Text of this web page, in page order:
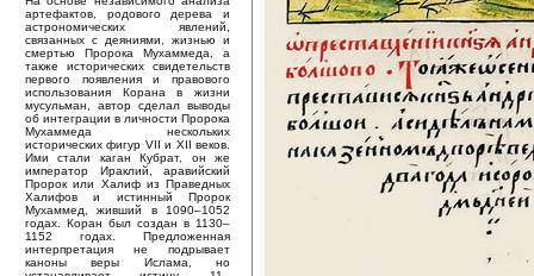
артефактов, родового дерева и
астрономических явлений,
связанных с деяниями, жизнью и
смертью Пророка Мухаммеда, а
также исторических свидетельств
первого появления и правового
использования Корана в жизни
мусульман, автор сделал выводы
об интеграции в личности Пророка
Мухаммеда нескольких
исторических фигур VII и XII веков.
Ими стали каган Кубрат, он же
император Ираклий, аравийский
Пророк или Халиф из Праведных
Халифов и истинный Пророк
Мухаммед, живший в 1090–1052
годах. Коран был создан в 1130–
1152 годах. Предложенная
интерпретация не подрывает
каноны веры Ислама, но